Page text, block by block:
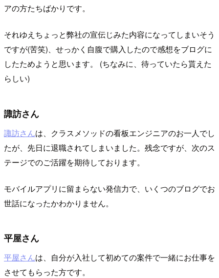
アの方たちばかりです。
それゆえちょっと弊社の宣伝じみた内容になってしまいそう
ですが(苦笑)、せっかく自腹で購入したので感想をブログに
したためようと思います。 (ちなみに、待っていたら貰えた
らしい)
諏訪さん
諏訪さんは、クラスメソッドの看板エンジニアのお一人でし
たが、先日に退職されてしまいました。残念ですが、次のス
テージでのご活躍を期待しております。
モバイルアプリに留まらない発信力で、いくつのブログでお
世話になったかわかりません。
平屋さん
平屋さんは、自分が入社して初めての案件で一緒にお仕事を
させてもらった方です。